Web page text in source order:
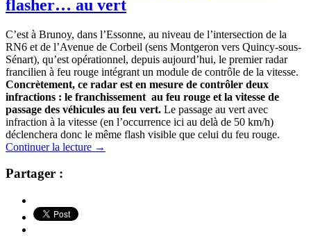
flasher… au vert
C’est à Brunoy, dans l’Essonne, au niveau de l’intersection de la
RN6 et de l’Avenue de Corbeil (sens Montgeron vers Quincy-sous-
Sénart), qu’est opérationnel, depuis aujourd’hui, le premier radar
francilien à feu rouge intégrant un module de contrôle de la vitesse.
Concrètement, ce radar est en mesure de contrôler deux
infractions : le franchissement au feu rouge et la vitesse de
passage des véhicules au feu vert. Le passage au vert avec
infraction à la vitesse (en l’occurrence ici au delà de 50 km/h)
déclenchera donc le même flash visible que celui du feu rouge.
Continuer la lecture →
Partager :